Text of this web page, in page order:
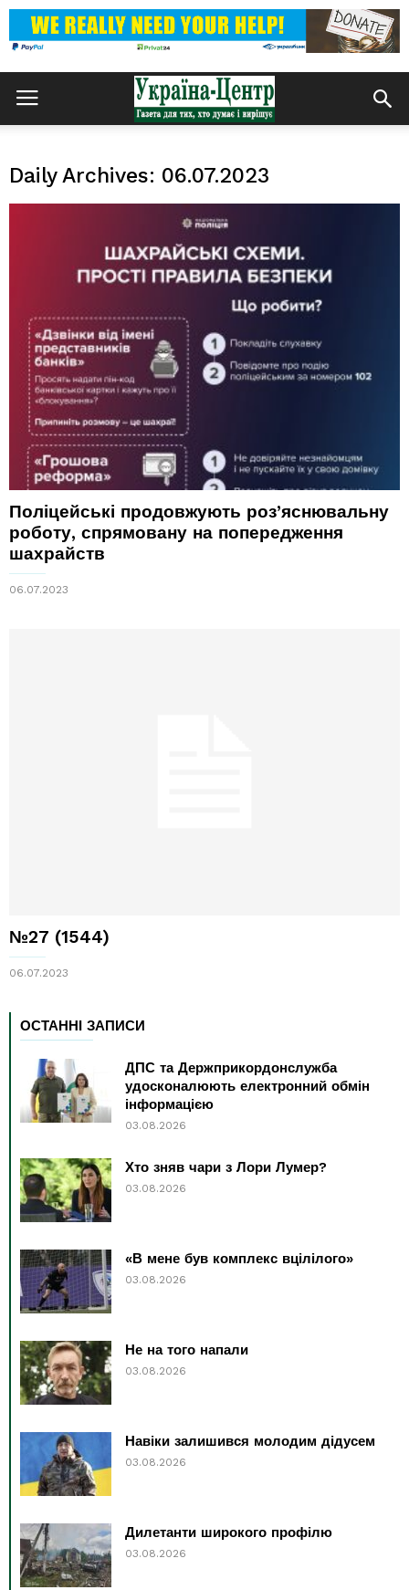
Daily Archives: 06.07.2023
Поліцейські продовжують роз’яснювальну
роботу, спрямовану на попередження
шахрайств
06.07.2023
№27 (1544)
06.07.2023
ОСТАННІ ЗАПИСИ
ДПС та Держприкордонслужба
удосконалюють електронний обмін
інформацією
03.08.2026
Хто зняв чари з Лори Лумер?
03.08.2026
«В мене був комплекс вцілілого»
03.08.2026
Не на того напали
03.08.2026
Навіки залишився молодим дідусем
03.08.2026
Дилетанти широкого профілю
03.08.2026